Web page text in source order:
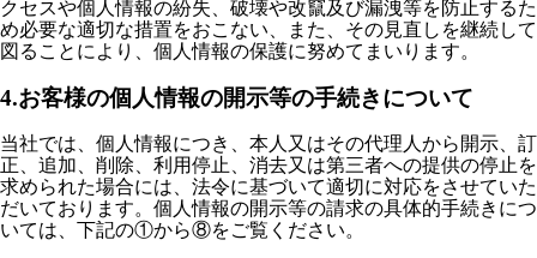
クセスや個人情報の紛失、破壊や改竄及び漏洩等を防止するた
め必要な適切な措置をおこない、また、その見直しを継続して
図ることにより、個人情報の保護に努めてまいります。
4.お客様の個人情報の開示等の手続きについて
当社では、個人情報につき、本人又はその代理人から開示、訂
正、追加、削除、利用停止、消去又は第三者への提供の停止を
求められた場合には、法令に基づいて適切に対応をさせていた
だいております。個人情報の開示等の請求の具体的手続きにつ
いては、下記の①から⑧をご覧ください。